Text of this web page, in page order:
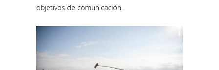
objetivos de comunicación.